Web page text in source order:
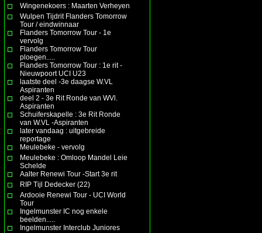
Wingenekoers : Maarten Verheyen
Wulpen Tijdrit Flanders Tomorrow
Tour / eindwinnaar
Flanders Tomorrow Tour - 1e
vervolg
Flanders Tomorrow Tour
ploegen.....
Flanders Tomorrow Tour : 1e rit -
Nieuwpoort UCI U23
laatste deel -3e daagse W.VL
Aspiranten
deel 2 - 3e Rit Ronde van WVl.
Aspiranten
Schuiferskapelle : 3e Rit Ronde
van W.VL -Aspiranten
later vandaag : uitgebreide
reportage
Meulebeke - vervolg
Meulebeke : Omloop Mandel Leie
Schelde
Aalter Renewi Tour -Start 3e rit
RIP Tijl Dedecker (22)
Ardooie Renewi Tour - UCI World
Tour
Ingelmunster IC nog enkele
beelden.....
Ingelmunster Interclub Juniores